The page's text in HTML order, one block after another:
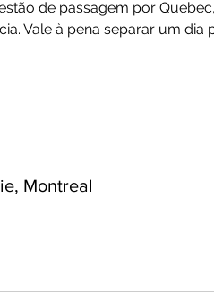
de passagem por
Vale à pena separar um dia
Montreal